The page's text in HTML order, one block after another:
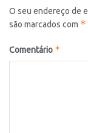
O seu endereço de
são marcados com *
Comentário *